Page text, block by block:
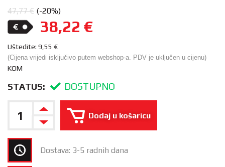
47,77€ (-20%)
38,22 €
Uštedite: 9,55 €
(Cijena vrijedi isključivo putem webshop-a. PDV je uključen u cijenu)
KOM
STATUS: DOSTUPNO
Dodaj u košaricu
Dostava: 3-5 radnih dana